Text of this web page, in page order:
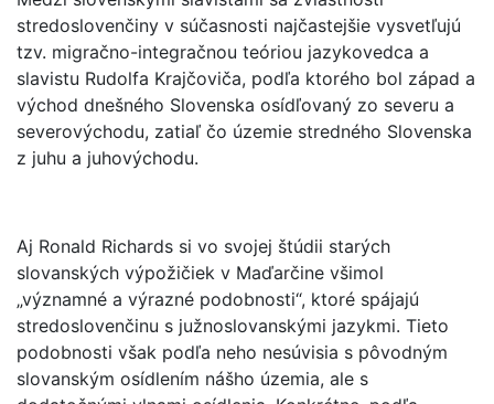
stredoslovenčiny v súčasnosti najčastejšie vysvetľujú
tzv. migračno-integračnou teóriou jazykovedca a
slavistu Rudolfa Krajčoviča, podľa ktorého bol západ a
východ dnešného Slovenska osídľovaný zo severu a
severovýchodu, zatiaľ čo územie stredného Slovenska
z juhu a juhovýchodu.
Aj Ronald Richards si vo svojej štúdii starých
slovanských výpožičiek v Maďarčine všimol
„významné a výrazné podobnosti“, ktoré spájajú
stredoslovenčinu s južnoslovanskými jazykmi. Tieto
podobnosti však podľa neho nesúvisia s pôvodným
slovanským osídlením nášho územia, ale s